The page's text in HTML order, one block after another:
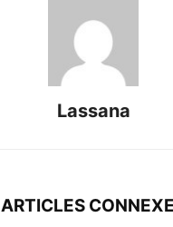
Lassana
ARTICLES